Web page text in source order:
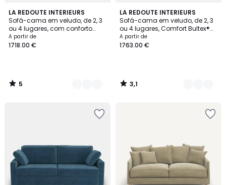
LA REDOUTE INTERIEURS
Sofá-cama em veludo, de 2, 3
ou 4 lugares, com conforto
Bultex®, MARTA
A partir de
1718.00 €
5
/
5
7
Cores
5
/
LA REDOUTE INTERIEURS
Sofá-cama em veludo, de 2, 3
ou 4 lugares, Comfort Bultex®
Cécilia
A partir de
1763.00 €
3,1
/
5
7
Cores
3,1
/